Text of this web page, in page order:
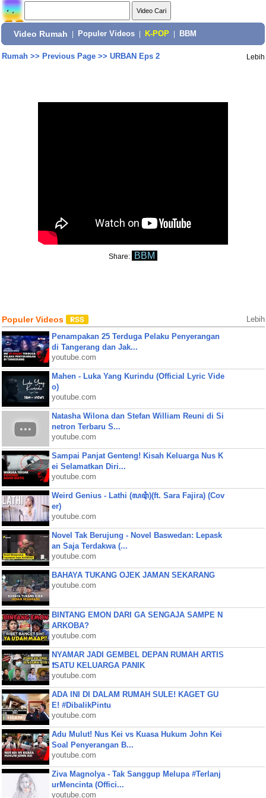
Video Rumah Populer Videos K-POP BBM
Rumah>> Previous Page>> URBAN Eps 2 Lebih
Share: BBM
Populer Videos Lebih
Penampakan 25 Terduga Pelaku Penyerangan
di Tangerang dan Jak...
youtube.com
Mahen - Luka Yang Kurindu (Official Lyric Vide
o)
youtube.com
Natasha Wilona dan Stefan William Reuni di Si
netron Terbaru S...
youtube.com
Sampai Panjat Genteng! Kisah Keluarga Nus K
ei Selamatkan Diri...
youtube.com
Weird Genius - Lathi (ꦭꦛꦶ)(ft. Sara Fajira) (Cov
er)
youtube.com
Novel Tak Berujung - Novel Baswedan: Lepask
an Saja Terdakwa (...
youtube.com
BAHAYA TUKANG OJEK JAMAN SEKARANG
youtube.com
BINTANG EMON DARI GA SENGAJA SAMPE N
ARKOBA?
youtube.com
NYAMAR JADI GEMBEL DEPAN RUMAH ARTIS
❗SATU KELUARGA PANIK
youtube.com
ADA INI DI DALAM RUMAH SULE! KAGET GU
E! #DibalikPintu
youtube.com
Adu Mulut! Nus Kei vs Kuasa Hukum John Kei
Soal Penyerangan B...
youtube.com
Ziva Magnolya - Tak Sanggup Melupa #Terlanj
urMencinta (Offici...
youtube.com